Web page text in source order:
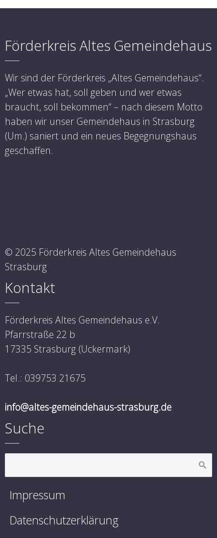
Förderkreis Altes Gemeindehaus
Wir sind der Förderkreis „Altes Gemeindehaus“.
„Wer etwas hat, soll geben und wer etwas
braucht, soll bekommen“ – nach diesem Motto
haben wir unser Gemeindehaus in Strasburg
(Um.) saniert und ein neues Begegnungshaus
geschaffen.
© 2025 Förderkreis Altes Gemeindehaus
Strasburg
Kontakt
Förderkreis Altes Gemeindehaus e.V.
Pfarrstraße 22 b
17335 Strasburg (Uckermark)
Tel.: 039753 21675
info@altes-gemeindehaus-strasburg.de
Suche
Impressum
Datenschutzerklärung